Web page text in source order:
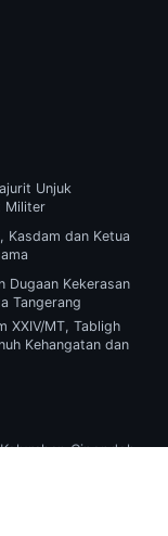
Unjuk
Militer
Kasdam dan Ketua
Dugaan Kekerasan
Tangerang
XXIV/MT, Tabligh
Kehangatan dan
Cipondoh,